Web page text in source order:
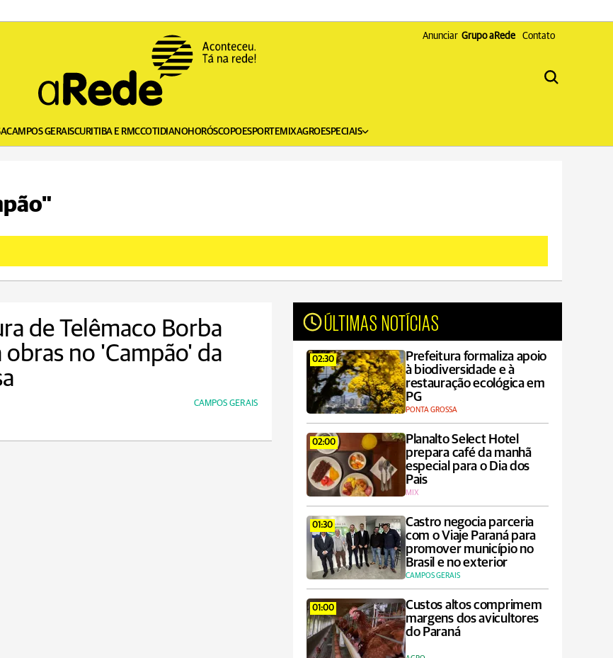
Anunciar Grupo aRede Contato
CAMPOS GERAISCURITIBA E RMCCOTIDIANOHORÓSCOPOESPORTEMIXAGROESPECIAIS
de Telêmaco Borba
no 'Campão' da
CAMPOS GERAIS
ÚLTIMAS NOTÍCIAS
02:30
Prefeitura formaliza apoio
à biodiversidade e à
restauração ecológica em
PG
PONTA GROSSA
02:00
Planalto Select Hotel
prepara café da manhã
especial para o Dia dos
Pais
MIX
01:30
Castro negocia parceria
com o Viaje Paraná para
promover município no
Brasil e no exterior
CAMPOS GERAIS
01:00
Custos altos comprimem
margens dos avicultores
do Paraná